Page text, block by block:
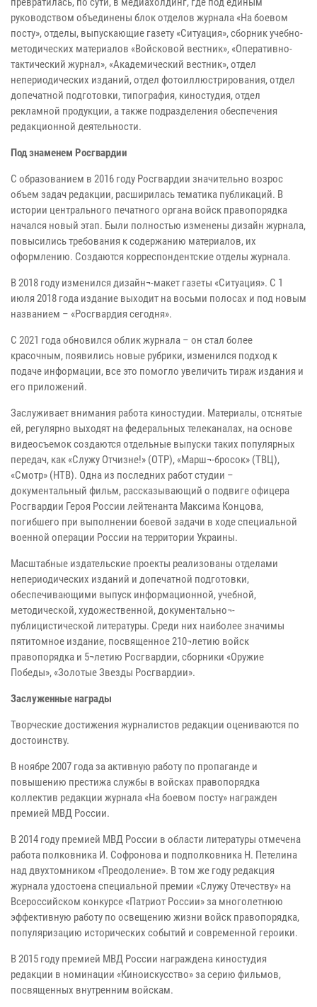
руководством объединены блок отделов журнала «На боевом
посту», отделы, выпускающие газету «Ситуация», сборник учебно-
методических материалов «Войсковой вестник», «Оперативно-
тактический журнал», «Академический вестник», отдел
непериодических изданий, отдел фотоиллюстрирования, отдел
допечатной подготовки, типография, киностудия, отдел
рекламной продукции, а также подразделения обеспечения
редакционной деятельности.
Под знаменем Росгвардии
С образованием в 2016 году Росгвардии значительно возрос
объем задач редакции, расширилась тематика публикаций. В
истории центрального печатного органа войск правопорядка
начался новый этап. Были полностью изменены дизайн журнала,
повысились требования к содержанию материалов, их
оформлению. Создаются корреспондентские отделы журнала.
В 2018 году изменился дизайн¬-макет газеты «Ситуация». С 1
июля 2018 года издание выходит на восьми полосах и под новым
названием – «Росгвардия сегодня».
С 2021 года обновился облик журнала – он стал более
красочным, появились новые рубрики, изменился подход к
подаче информации, все это помогло увеличить тираж издания и
его приложений.
Заслуживает внимания работа киностудии. Материалы, отснятые
ей, регулярно выходят на федеральных телеканалах, на основе
видеосъемок создаются отдельные выпуски таких популярных
передач, как «Служу Отчизне!» (ОТР), «Марш¬-бросок» (ТВЦ),
«Смотр» (НТВ). Одна из последних работ студии –
документальный фильм, рассказывающий о подвиге офицера
Росгвардии Героя России лейтенанта Максима Концова,
погибшего при выполнении боевой задачи в ходе специальной
военной операции России на территории Украины.
Масштабные издательские проекты реализованы отделами
непериодических изданий и допечатной подготовки,
обеспечивающими выпуск информационной, учебной,
методической, художественной, документально¬-
публицистической литературы. Среди них наиболее значимы
пятитомное издание, посвященное 210¬летию войск
правопорядка и 5¬летию Росгвардии, сборники «Оружие
Победы», «Золотые Звезды Росгвардии».
Заслуженные награды
Творческие достижения журналистов редакции оцениваются по
достоинству.
В ноябре 2007 года за активную работу по пропаганде и
повышению престижа службы в войсках правопорядка
коллектив редакции журнала «На боевом посту» награжден
премией МВД России.
В 2014 году премией МВД России в области литературы отмечена
работа полковника И. Софронова и подполковника Н. Петелина
над двухтомником «Преодоление». В том же году редакция
журнала удостоена специальной премии «Служу Отечеству» на
Всероссийском конкурсе «Патриот России» за многолетнюю
эффективную работу по освещению жизни войск правопорядка,
популяризацию исторических событий и современной героики.
В 2015 году премией МВД России награждена киностудия
редакции в номинации «Киноискусство» за серию фильмов,
посвященных внутренним войскам.